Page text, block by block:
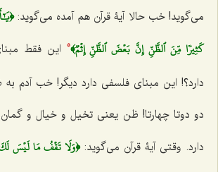
می‌گوید! خب حالا آیۀ قرآن هم آمده‌ می‌گوید:
كَثِيرٗا مِّنَ ٱلظَّنِّ إِنَّ بَعۡضَ ٱلظَّنِّ إِثۡمٞ﴾5
این فقط
‌دارد؟! این مبنای فلسفی دارد دیگر! خب آدم
دو دوتا چهارتا! ظن یعنی تخیل و خیال و
دارد. وقتی آیۀ قرآن می‌گوید:﴿وَلَا تَقۡفُ مَا لَيۡسَ